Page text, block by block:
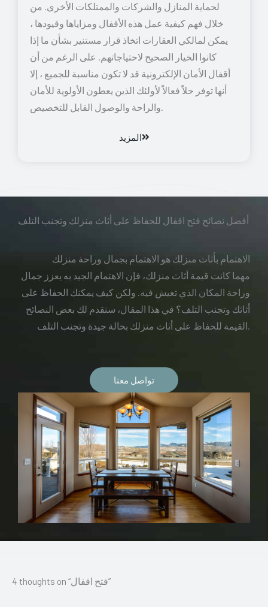
لحماية المنازل والشركات والممتلكات الأخرى. من
خلال فهم كيفية عمل هذه الأقفال ومزاياها وقيودها ،
يمكن لمالكي العقارات اتخاذ قرار مستنير بشأن ما إذا
كانوا الخيار الصحيح لاحتياجاتهم. على الرغم من أن
أقفال الأمان الإلكترونية قد لا تكون مناسبة للجميع ، إلا
أنها توفر حلاً فعالاً لأولئك الذين يعطون الأولوية للأمان
والراحة والوصول القابل للتخصيص.
المزيد
أفضل نصائح فتح اقفال للحفاظ على أثاث منزلك وتجنب التلف
الاهتمام بأثاث منزلك هو الاهتمام بجمال وراحة منزلك
مهما كانت قيمة أثاث منزلك، فإن الاهتمام الجيد به يعزز جمال
وراحة المكان الذي تعيش فيه. ولكن كيف يمكنك الحفاظ على
أثاثك وتجنب التلف؟ في هذا المقال، سنقدم لك بعض النصائح
القيمة للحفاظ على أثاث منزلك بحالة جيدة وتجنب التلف.
تواصل معنا
4 thoughts on “فتح اقفال”